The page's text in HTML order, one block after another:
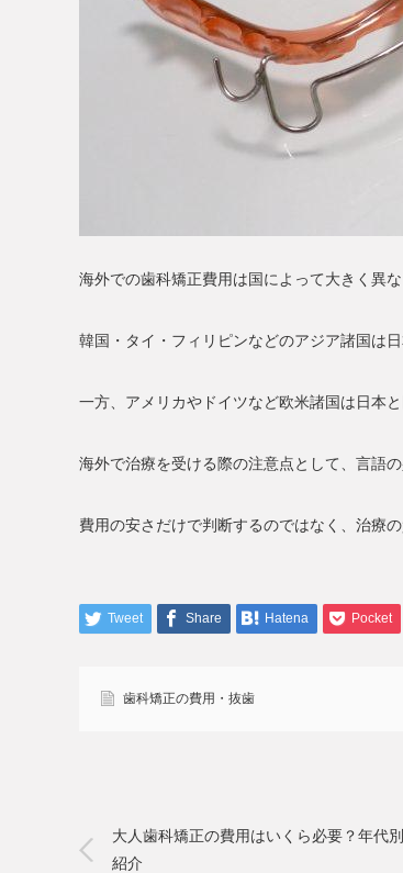
海外での歯科矯正費用は国によって大きく異な
韓国・タイ・フィリピンなどのアジア諸国は
一方、アメリカやドイツなど欧米諸国は日本
海外で治療を受ける際の注意点として、言語
費用の安さだけで判断するのではなく、治療
Tweet Share Hatena Pocket
歯科矯正の費用・抜歯
大人歯科矯正の費用はいくら必要？年代
紹介